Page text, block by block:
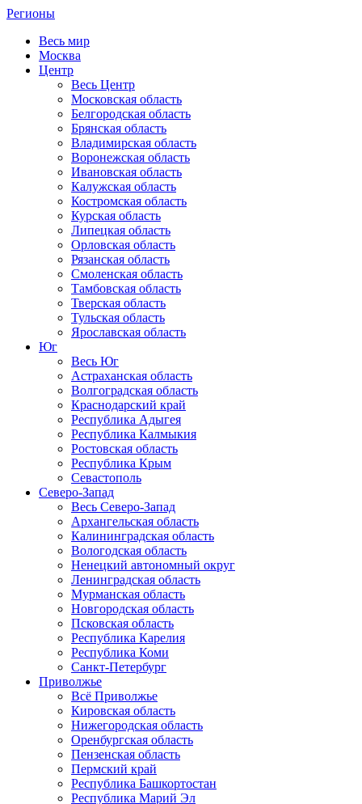
Регионы
Весь мир
Москва
Центр
Весь Центр
Московская область
Белгородская область
Брянская область
Владимирская область
Воронежская область
Ивановская область
Калужская область
Костромская область
Курская область
Липецкая область
Орловская область
Рязанская область
Смоленская область
Тамбовская область
Тверская область
Тульская область
Ярославская область
Юг
Весь Юг
Астраханская область
Волгоградская область
Краснодарский край
Республика Адыгея
Республика Калмыкия
Ростовская область
Республика Крым
Севастополь
Северо-Запад
Весь Северо-Запад
Архангельская область
Калининградская область
Вологодская область
Ненецкий автономный округ
Ленинградская область
Мурманская область
Новгородская область
Псковская область
Республика Карелия
Республика Коми
Санкт-Петербург
Приволжье
Всё Приволжье
Кировская область
Нижегородская область
Оренбургская область
Пензенская область
Пермский край
Республика Башкортостан
Республика Марий Эл